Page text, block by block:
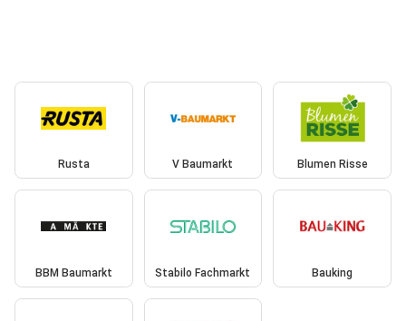
Rusta V Baumarkt Blumen Risse
BBM Baumarkt Stabilo Fachmarkt Bauking